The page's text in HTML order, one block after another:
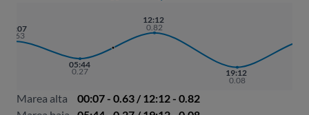
00:07
0.63
05:44
0.27
12:12
0.82
19:12
0.08
Marea alta
00:07 - 0.63 / 12:12 - 0.82